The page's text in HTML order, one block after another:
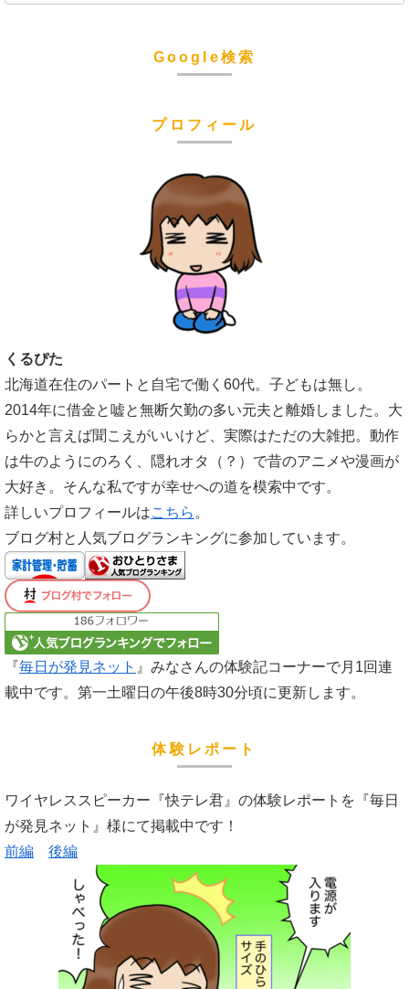
Google検索
プロフィール
くるぴた
北海道在住のパートと自宅で働く60代。子どもは無し。
2014年に借金と嘘と無断欠勤の多い元夫と離婚しました。大
らかと言えば聞こえがいいけど、実際はただの大雑把。動作
は牛のようにのろく、隠れオタ（？）で昔のアニメや漫画が
大好き。そんな私ですが幸せへの道を模索中です。
詳しいプロフィールはこちら 。
ブログ村と人気ブログランキングに参加しています。
『毎日が発見ネット 』みなさんの体験記コーナーで月1回連
載中です。第一土曜日の午後8時30分頃に更新します。
体験レポート
ワイヤレススピーカー『快テレ君』の体験レポートを『毎日
が発見ネット』様にて掲載中です！
前編
後編